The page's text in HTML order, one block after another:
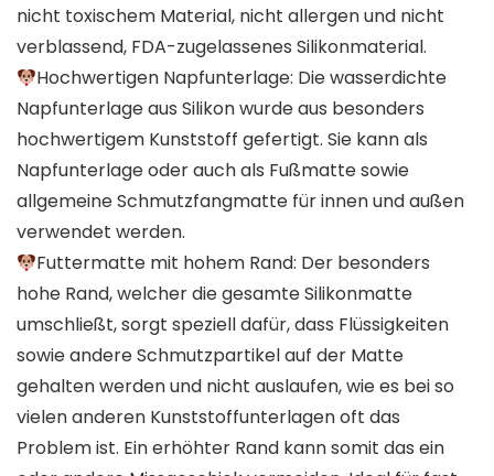
nicht toxischem Material, nicht allergen und nicht
verblassend, FDA-zugelassenes Silikonmaterial.
Hochwertigen Napfunterlage: Die wasserdichte
Napfunterlage aus Silikon wurde aus besonders
hochwertigem Kunststoff gefertigt. Sie kann als
Napfunterlage oder auch als Fußmatte sowie
allgemeine Schmutzfangmatte für innen und außen
verwendet werden.
Futtermatte mit hohem Rand: Der besonders
hohe Rand, welcher die gesamte Silikonmatte
umschließt, sorgt speziell dafür, dass Flüssigkeiten
sowie andere Schmutzpartikel auf der Matte
gehalten werden und nicht auslaufen, wie es bei so
vielen anderen Kunststoffunterlagen oft das
Problem ist. Ein erhöhter Rand kann somit das ein